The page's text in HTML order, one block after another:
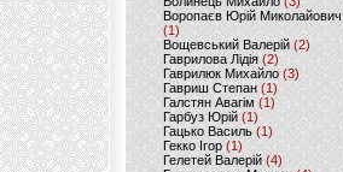
Воропаєв Юрій Миколайович
(1)
Вощевський Валерій(2)
Гаврилова Лідія (2)
Гаврилюк Михайло (3)
Гавриш Степан (1)
Галстян Авагім (1)
Гарбуз Юрій (1)
Гацько Василь (1)
Гекко Ігор(1)
Гелетей Валерій (4)